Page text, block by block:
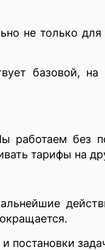
не только
базовой,
без
тарифы на
постановки